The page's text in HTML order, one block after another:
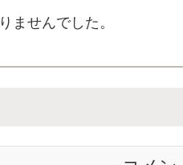
ませんでした。